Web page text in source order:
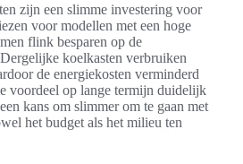
zijn een slimme investering voor
voor modellen met een hoge
flink besparen op de
koelkasten verbruiken
de energiekosten verminderd
voordeel op lange termijn duidelijk
kans om slimmer om te gaan met
het budget als het milieu ten